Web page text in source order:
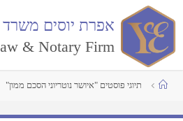
אפרת יוסים משרד
& Notary Firm
תיוגי פוסטים "איושר נוטריוני הסכם ממון"